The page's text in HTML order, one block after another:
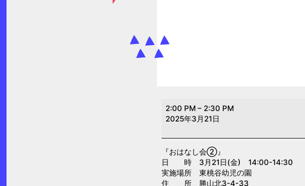
お
は
会
②(東
桃
2:00 PM – 2:30 PM
2025年3月21日
『おはなし会②』
日 時 3月21日(金) 14:00-14:30
実施場所 東桃谷幼児の園
住 所 勝山北3-4-33